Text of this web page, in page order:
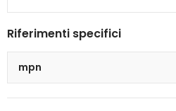
Riferimenti specifici
mpn